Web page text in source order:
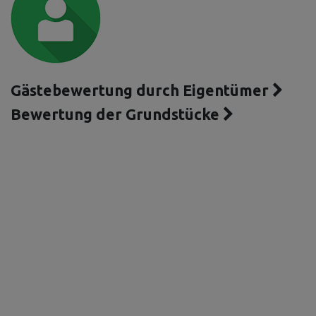
Gästebewertung durch Eigentümer
Bewertung der Grundstücke